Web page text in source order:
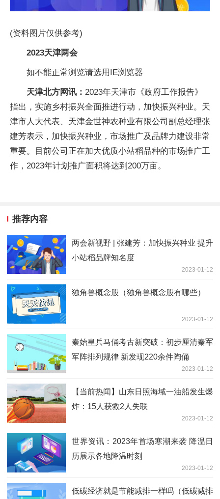
(资料图片仅供参考)
2023天津两会
如不能正常浏览请选用IE浏览器
天津北方网讯： 2023年天津市《政府工作报告》
指出，实施乡村振兴全面推进行动，加快振兴种业。天
津市人大代表、天津金世神农种业有限公司副总经理张
建芳表示，加快振兴种业，市场推广及品牌力建设非常
重要。目前公司正在加大优质小站稻品种的市场推广工
作，2023年计划推广面积将达到200万亩。
推荐内容
两会新视野 | 张建芳：加快振兴种业 提升
小站稻品牌知名度
2023-01-12
独角兽概念股（独角兽概念股有哪些）
2023-01-12
秦始皇兵马俑考古新突破：初步厘清秦军
军阵排列规律 新发现220余件陶俑
2023-01-12
【当前热闻】山东日照海域一油船发生爆
炸：15人获救2人失联
2023-01-12
世界资讯：2023年首场寒潮来袭 降温日
历展示各地降温时刻
2023-01-12
低碳经济就是节能减排一样吗（低碳减排